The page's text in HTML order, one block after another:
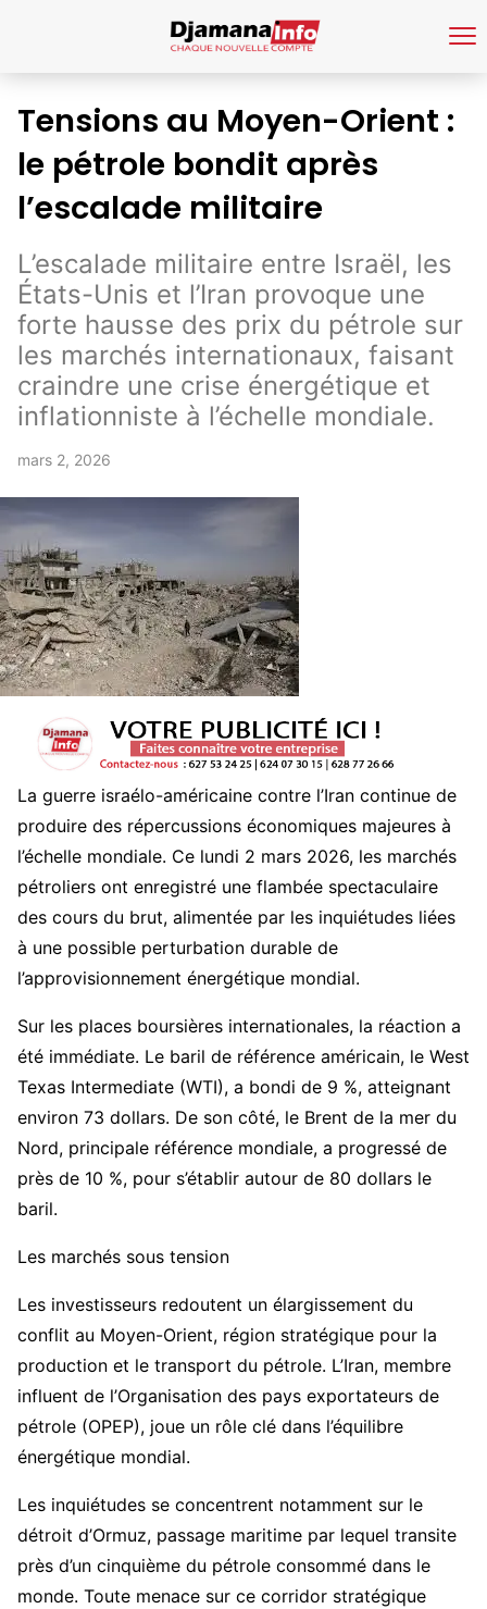
Tensions au Moyen-Orient :
le pétrole bondit après
l’escalade militaire
L’escalade militaire entre Israël, les
États-Unis et l’Iran provoque une
forte hausse des prix du pétrole sur
les marchés internationaux, faisant
craindre une crise énergétique et
inflationniste à l’échelle mondiale.
mars 2, 2026
La guerre israélo-américaine contre l’Iran continue de
produire des répercussions économiques majeures à
l’échelle mondiale. Ce lundi 2 mars 2026, les marchés
pétroliers ont enregistré une flambée spectaculaire
des cours du brut, alimentée par les inquiétudes liées
à une possible perturbation durable de
l’approvisionnement énergétique mondial.
Sur les places boursières internationales, la réaction a
été immédiate. Le baril de référence américain, le West
Texas Intermediate (WTI), a bondi de 9 %, atteignant
environ 73 dollars. De son côté, le Brent de la mer du
Nord, principale référence mondiale, a progressé de
près de 10 %, pour s’établir autour de 80 dollars le
baril.
Les marchés sous tension
Les investisseurs redoutent un élargissement du
conflit au Moyen-Orient, région stratégique pour la
production et le transport du pétrole. L’Iran, membre
influent de l’Organisation des pays exportateurs de
pétrole (OPEP), joue un rôle clé dans l’équilibre
énergétique mondial.
Les inquiétudes se concentrent notamment sur le
détroit d’Ormuz, passage maritime par lequel transite
près d’un cinquième du pétrole consommé dans le
monde. Toute menace sur ce corridor stratégique